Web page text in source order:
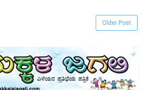
Older Post